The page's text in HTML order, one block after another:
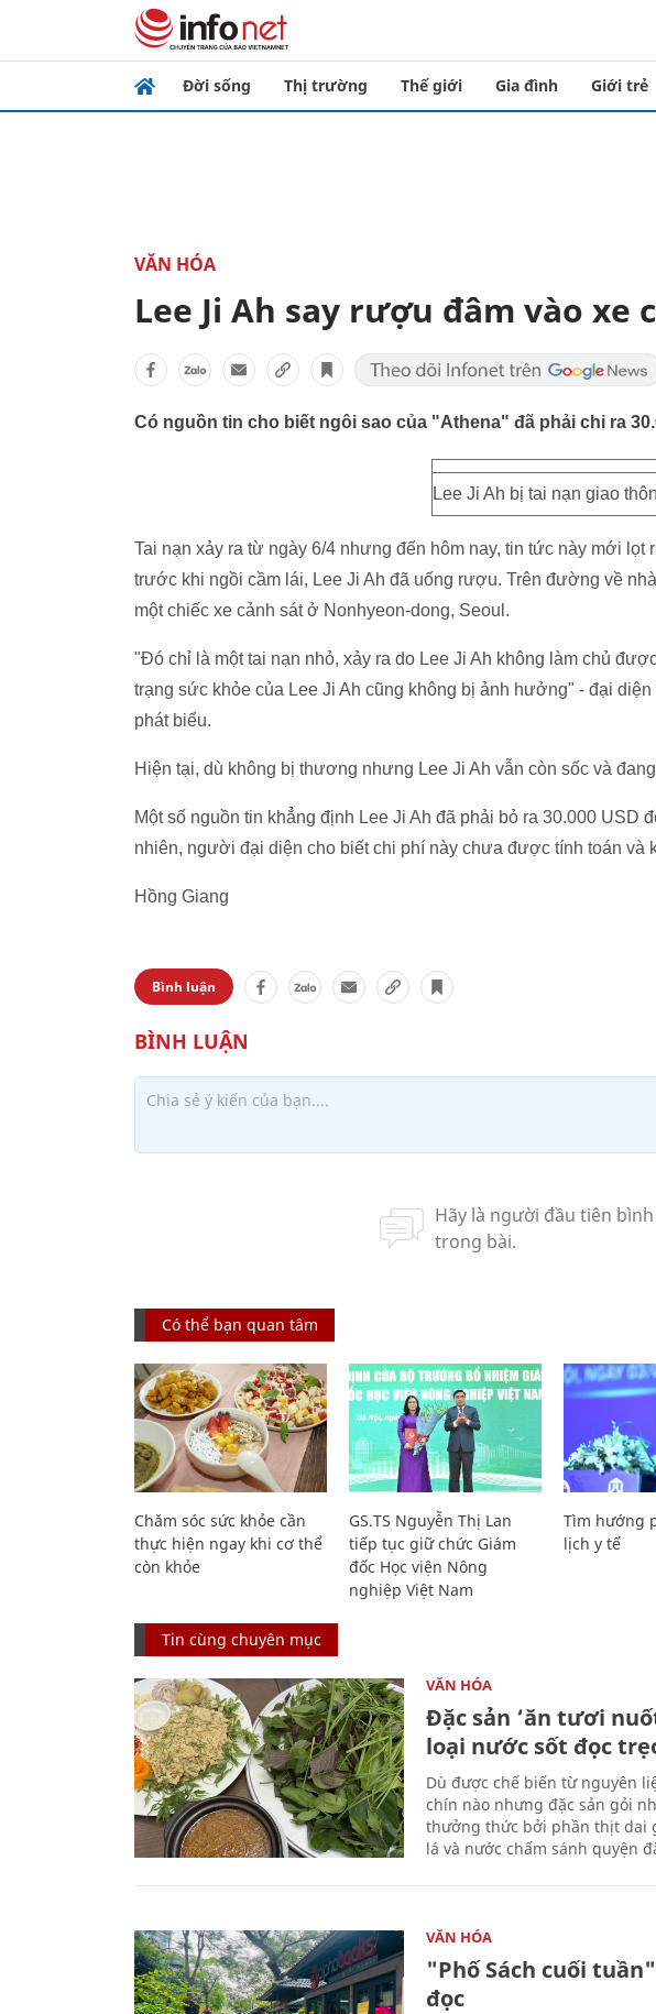
Đời sống Thị trường Thế giới Gia đình Giới trẻ
VĂN HÓA
Lee Ji Ah say rượu đâm vào xe
Có nguồn tin cho biết ngôi sao của "Athena" đã phải chi ra
Lee Ji Ah bị tai nạn giao
Tai nạn xảy ra từ ngày 6/4 nhưng đến hôm nay, tin tức này mới
trước khi ngồi cầm lái, Lee Ji Ah đã uống rượu. Trên đường về
một chiếc xe cảnh sát ở Nonhyeon-dong, Seoul.
"Đó chỉ là một tai nạn nhỏ, xảy ra do Lee Ji Ah không làm chủ
trạng sức khỏe của Lee Ji Ah cũng không bị ảnh hưởng" - đại
phát biểu.
Hiện tại, dù không bị thương nhưng Lee Ji Ah vẫn còn sốc và
Một số nguồn tin khẳng định Lee Ji Ah đã phải bỏ ra 30.000 USD
nhiên, người đại diện cho biết chi phí này chưa được tính toán và
Hồng Giang
Bình luận
Có thể bạn quan tâm
Chăm sóc sức khỏe cần
thực hiện ngay khi cơ thể
còn khỏe
GS.TS Nguyễn Thị Lan
tiếp tục giữ chức Giám
đốc Học viện Nông
nghiệp Việt Nam
Tìm hướng
lịch y tế
Tin cùng chuyên mục
VĂN HÓA
Đặc sản ‘ăn tươi
loại nước sốt đọc
Dù được chế biến từ nguyên
chín nào nhưng đặc sản gỏi
thưởng thức bởi phần thịt dai
lá và nước chấm sánh quyện
VĂN HÓA
"Phố Sách cuối
đọc